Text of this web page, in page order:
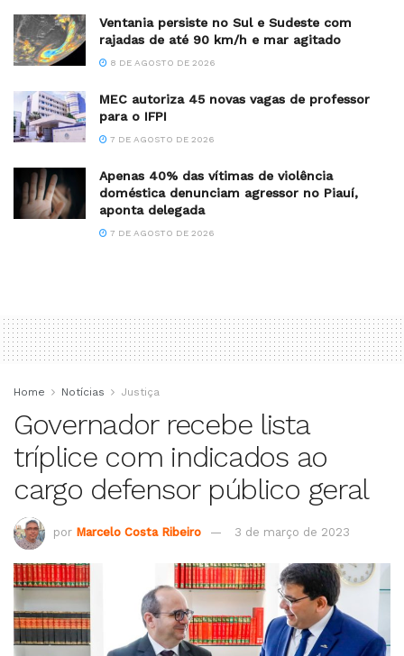
Ventania persiste no Sul e Sudeste com
rajadas de até 90 km/h e mar agitado
8 DE AGOSTO DE 2026
MEC autoriza 45 novas vagas de professor
para o IFPI
7 DE AGOSTO DE 2026
Apenas 40% das vítimas de violência
doméstica denunciam agressor no Piauí,
aponta delegada
7 DE AGOSTO DE 2026
Home Notícias Justiça
Governador recebe lista
tríplice com indicados ao
cargo defensor público geral
por Marcelo Costa Ribeiro 3 de março de 2023